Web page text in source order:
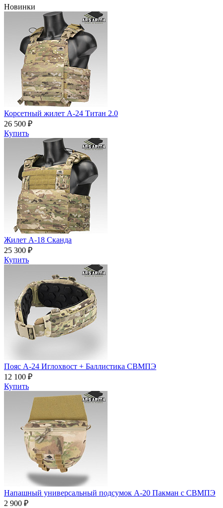
Новинки
Корсетный жилет А-24 Титан 2.0
26 500 ₽
Купить
Жилет А-18 Сканда
25 300 ₽
Купить
Пояс A-24 Иглохвост + Баллистика СВМПЭ
12 100 ₽
Купить
Напашный универсальный подсумок А-20 Пакман с СВМПЭ
2 900 ₽